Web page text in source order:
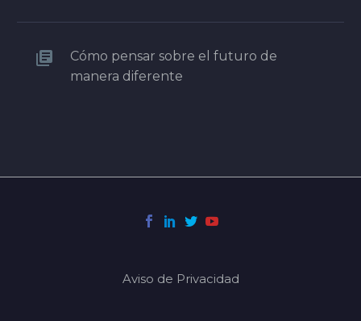
Cómo pensar sobre el futuro de
manera diferente
Aviso de Privacidad